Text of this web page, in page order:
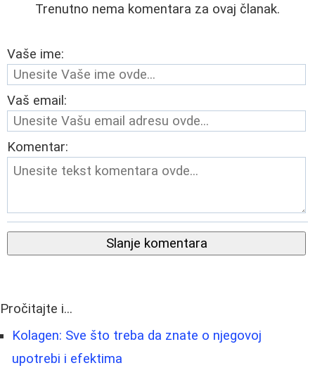
Trenutno nema komentara za ovaj članak.
Vaše ime:
Vaš email:
Komentar:
Slanje komentara
Pročitajte i...
Kolagen: Sve što treba da znate o njegovoj
upotrebi i efektima